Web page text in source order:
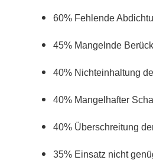
60% Fehlende
45% Mangelnde
40% Nichteinhaltung
40% Mangelhafter
40% Überschreitung
35% Einsatz nicht